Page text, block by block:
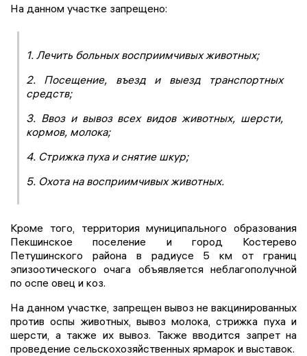
На данном участке запрещено:
1. Лечить больных восприимчивых животных;
2. Посещение, въезд и выезд транспортных
средств;
3. Ввоз и вывоз всех видов животных, шерсти,
кормов, молока;
4. Стрижка пуха и снятие шкур;
5. Охота на восприимчивых животных.
Кроме того, территория муниципального образования
Пекшинское поселение и город Костерево
Петушинского района в радиусе 5 км от границ
эпизоотического очага объявляется неблагополучной
по оспе овец и коз.
На данном участке, запрещен вывоз не вакцинированных
против оспы животных, вывоз молока, стрижка пуха и
шерсти, а также их вывоз. Также вводится запрет на
проведение сельскохозяйственных ярмарок и выставок.